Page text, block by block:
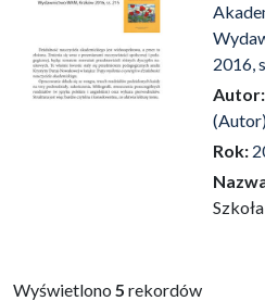
2016,
Autor:
Rok:
Szkoła
Wyświetlono 5 rekordów